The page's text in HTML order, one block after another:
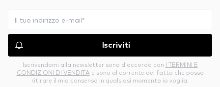
Iscriviti
Iscrivendomi alla newsletter sono d’accordo con I TERMINI E
CONDIZIONI DI VENDITA e sono al corrente del fatto che posso
ritirare il mio consenso in qualsiasi momento io voglia.